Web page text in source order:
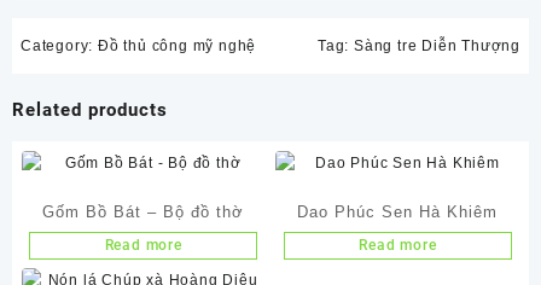
Category: Đồ thủ công mỹ nghệ Tag: Sàng tre Diễn Thượng
Related products
Gốm Bồ Bát – Bộ đồ thờ
Read more
Dao Phúc Sen Hà Khiêm
Read more